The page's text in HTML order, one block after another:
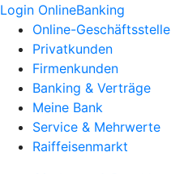
Login OnlineBanking
Online-Geschäftsstelle
Privatkunden
Firmenkunden
Banking & Verträge
Meine Bank
Service & Mehrwerte
Raiffeisenmarkt